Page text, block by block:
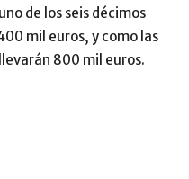
de los seis décimos
mil euros, y como las
800 mil euros.